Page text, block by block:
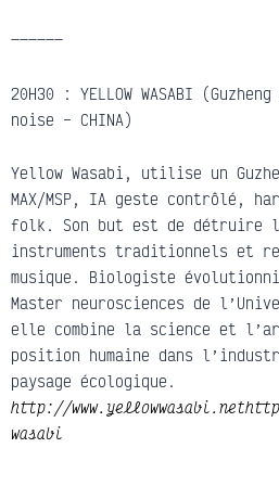
——————
20H30 : YELLOW WASABI
noise – CHINA)
Yellow Wasabi, utilise un
MAX/MSP, IA geste contrôlé,
folk. Son but est de détruire
instruments traditionnels et
musique. Biologiste
Master neurosciences de
elle combine la science et
position humaine dans
paysage écologique.
http://
wasabi